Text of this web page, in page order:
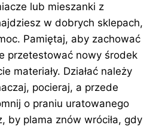
lub mieszanki z
w dobrych sklepach,
Pamiętaj, aby zachować
przetestować nowy środek
materiały. Działać należy
pocieraj, a przede
o praniu uratowanego
by plama znów wróciła, gdy